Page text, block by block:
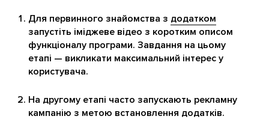
Для первинного знайомства з додатком
запустіть іміджеве відео з коротким описом
функціоналу програми. Завдання на цьому
етапі — викликати максимальний інтерес у
користувача.
На другому етапі часто запускають рекламну
кампанію з метою встановлення додатків.